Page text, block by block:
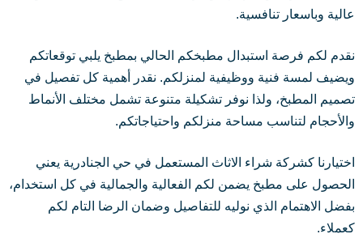
عالية وباسعار تنافسية.
نقدم لكم فرصة استبدال مطبخكم الحالي بمطبخ يلبي توقعاتكم
ويضيف لمسة فنية ووظيفية لمنزلكم. نقدر أهمية كل تفصيل في
تصميم المطبخ، ولذا نوفر تشكيلة متنوعة تشمل مختلف الأنماط
والأحجام لتناسب مساحة منزلكم واحتياجاتكم.
اختيارنا كشركة شراء الاثاث المستعمل في حي الجنادرية يعني
الحصول على مطبخ يضمن لكم الفعالية والجمالية في كل استخدام،
بفضل الاهتمام الذي نوليه للتفاصيل وضمان الرضا التام لكم
كعملاء.